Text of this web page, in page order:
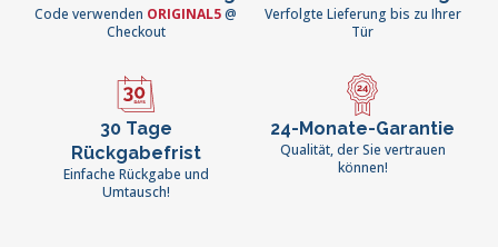
Code verwenden ORIGINAL5@
Checkout
Verfolgte Lieferung bis zu Ihrer
Tür
30 Tage
Rückgabefrist
Einfache Rückgabe und
Umtausch!
24-Monate-Garantie
Qualität, der Sie vertrauen
können!